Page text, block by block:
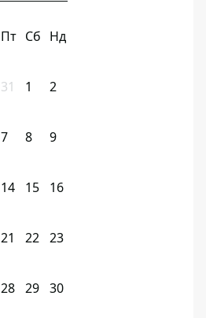
Пт Сб Нд
31 1 2
7 8 9
14 15 16
21 22 23
28 29 30